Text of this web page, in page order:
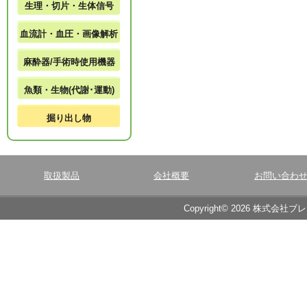
生理・切片・生体信号
血流計・血圧・画像解析
麻酔器/手術時使用機器
魚類・生物(代謝･運動)
掘り出し物
取扱製品 会社概要 お問い合わせ
Copyright© 2026 株式会社ブ